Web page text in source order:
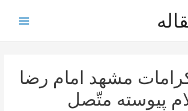
مشهد امام‌ رضا
پيوسته‌ متّصل‌